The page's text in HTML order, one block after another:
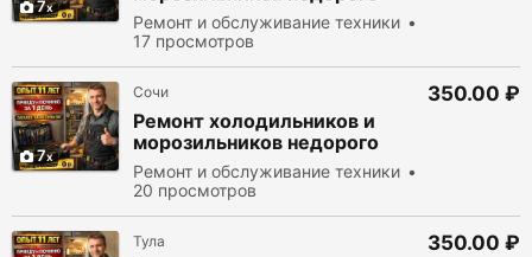
7
Ремонт и обслуживание техники
17 просмотров
7
Сочи
Ремонт холодильников и
морозильников недорого
Ремонт и обслуживание техники
20 просмотров
350.00 ₽
Тула 350.00 ₽